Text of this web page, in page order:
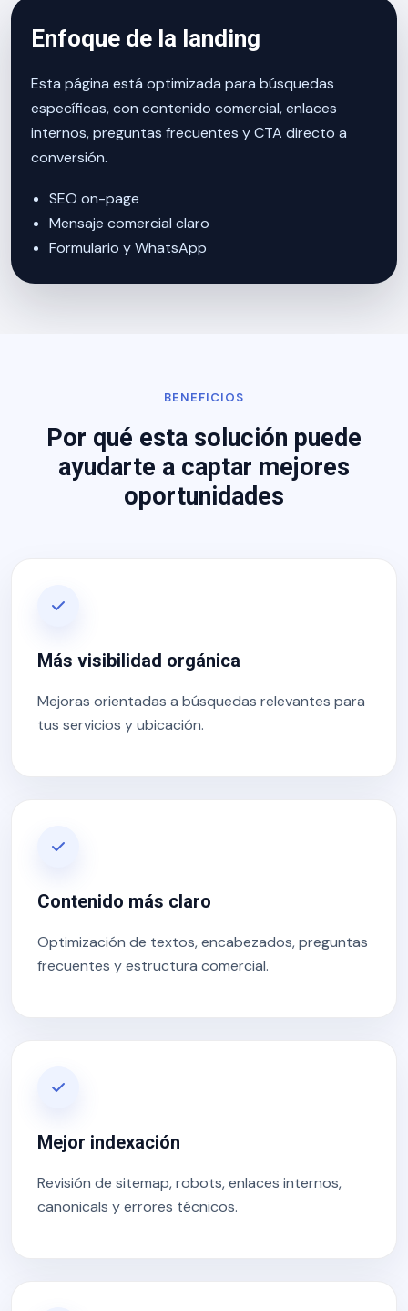
Enfoque de la landing
Esta página está optimizada para búsquedas
específicas, con contenido comercial, enlaces
internos, preguntas frecuentes y CTA directo a
conversión.
SEO on-page
Mensaje comercial claro
Formulario y WhatsApp
BENEFICIOS
Por qué esta solución puede
ayudarte a captar mejores
oportunidades
Más visibilidad orgánica
Mejoras orientadas a búsquedas relevantes para
tus servicios y ubicación.
Contenido más claro
Optimización de textos, encabezados, preguntas
frecuentes y estructura comercial.
Mejor indexación
Revisión de sitemap, robots, enlaces internos,
canonicals y errores técnicos.